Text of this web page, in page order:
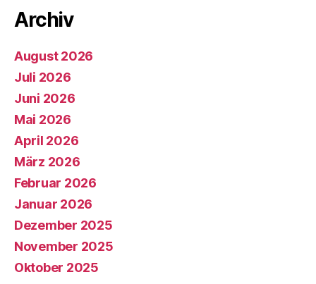
Archiv
August 2026
Juli 2026
Juni 2026
Mai 2026
April 2026
März 2026
Februar 2026
Januar 2026
Dezember 2025
November 2025
Oktober 2025